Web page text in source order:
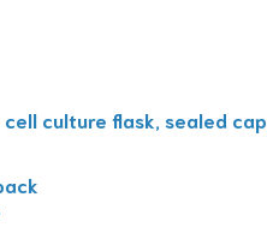
culture flask, sealed